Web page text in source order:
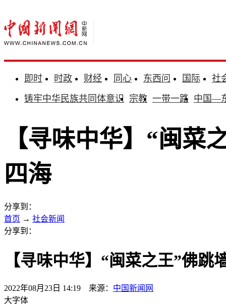
即时 时政 财经 同心 东西问 国际
社
铸牢中华民族共同体意识 宗教 一带一路 中国—
【寻味中华】“闽菜
四海
分享到：
首页 → 社会新闻
分享到：
【寻味中华】“闽菜之王”佛跳
2022年08月23日 14:19 来源： 中国新闻网
大字体